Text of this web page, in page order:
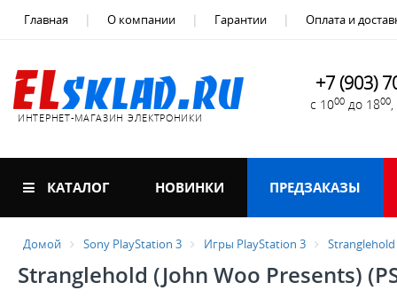
Главная О компании Гарантии Оплата и
ИНТЕРНЕТ-МАГАЗИН ЭЛЕКТРОНИКИ
+7 (903)
с 1000 до 1800
КАТАЛОГ НОВИНКИ ПРЕДЗАКАЗЫ
Домой Sony PlayStation 3 Игры PlayStation 3 Stranglehold
Stranglehold (John Woo Presents)